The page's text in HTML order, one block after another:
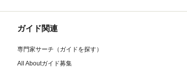
ガイド関連
専門家サーチ（ガイドを探す）
All Aboutガイド募集